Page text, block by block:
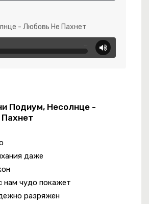
- Любовь Не Пахнет
…
Подиум, Несолнце -
даже
нам чудо покажет
разряжен
Романа